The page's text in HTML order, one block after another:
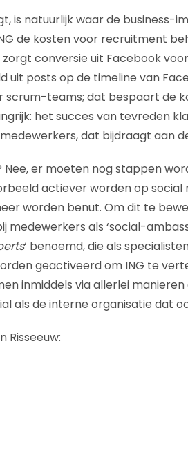
is natuurlijk waar de business-
de kosten voor recruitment
conversie uit Facebook
uit posts op de timeline van
scrum-teams; dat bespaart de
het succes van tevreden
dat bijdraagt aan
Nee, er moeten nog stappen
actiever worden op social
worden benut. Om dit te
als ‘social-
‘ benoemd, die als
geactiveerd om ING te
inmiddels via allerlei
als de interne organisatie dat
Risseeuw: